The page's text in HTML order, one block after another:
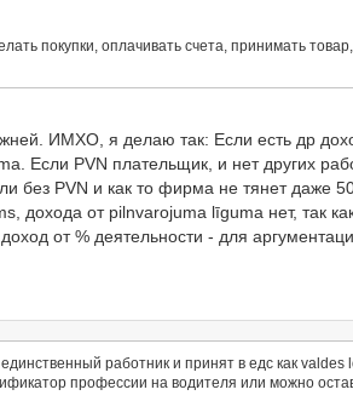
покупки, оплачивать счета, принимать товар,
ИМХО, я делаю так: Если есть др
Если PVN плательщик, и нет других
без PVN и как то фирма не тянет даже
дохода от pilnvarojuma līguma нет, так
от % деятельности - для
работник и принят в едс как valdes
профессии на водителя или можно